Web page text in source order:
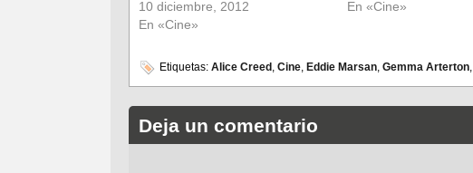
10 diciembre, 2012
En «Cine»
En «Cine»
Etiquetas: Alice Creed , Cine, Eddie Marsan, Gemma Arterton,
Deja un comentario